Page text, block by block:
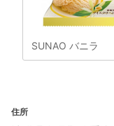
SUNAO バニラ
住所